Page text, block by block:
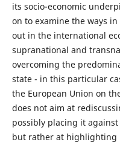
its socio-economic
on to examine the ways
out in the international
supranational and
overcoming the
state - in this particular
the European Union on
does not aim at
possibly placing it
but rather at highlighting